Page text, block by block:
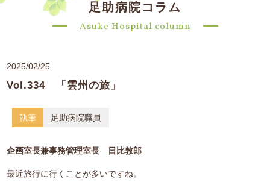
足助病院コラム
Asuke Hospital column
2025/02/25
Vol.334 「雲州の旅」
執筆 足助病院職員
企画室長兼事務管理室長 日比敦郎
最近旅行に行くことが多いですね。